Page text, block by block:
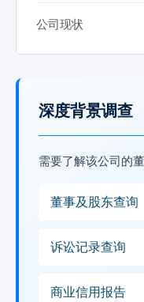
公司现状
深度背景调查
需要了解该公司的
董事及股东查询
诉讼记录查询
商业信用报告